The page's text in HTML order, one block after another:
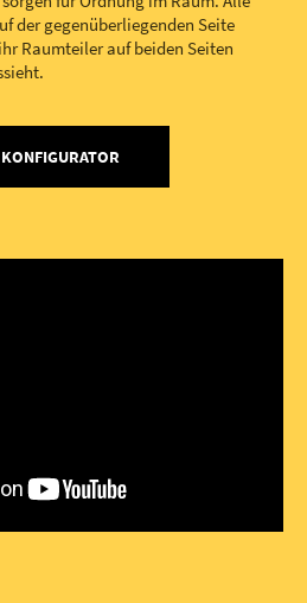
der gegenüberliegenden Seite
Raumteiler auf beiden Seiten